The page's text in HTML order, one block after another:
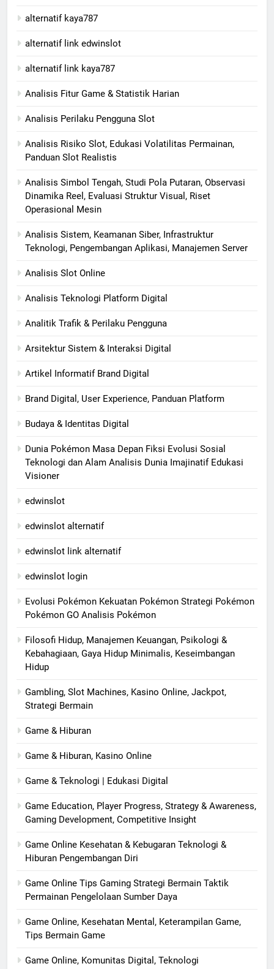
alternatif kaya787
alternatif link edwinslot
alternatif link kaya787
Analisis Fitur Game & Statistik Harian
Analisis Perilaku Pengguna Slot
Analisis Risiko Slot, Edukasi Volatilitas Permainan,
Panduan Slot Realistis
Analisis Simbol Tengah, Studi Pola Putaran, Observasi
Dinamika Reel, Evaluasi Struktur Visual, Riset
Operasional Mesin
Analisis Sistem, Keamanan Siber, Infrastruktur
Teknologi, Pengembangan Aplikasi, Manajemen Server
Analisis Slot Online
Analisis Teknologi Platform Digital
Analitik Trafik & Perilaku Pengguna
Arsitektur Sistem & Interaksi Digital
Artikel Informatif Brand Digital
Brand Digital, User Experience, Panduan Platform
Budaya & Identitas Digital
Dunia Pokémon Masa Depan Fiksi Evolusi Sosial
Teknologi dan Alam Analisis Dunia Imajinatif Edukasi
Visioner
edwinslot
edwinslot alternatif
edwinslot link alternatif
edwinslot login
Evolusi Pokémon Kekuatan Pokémon Strategi Pokémon
Pokémon GO Analisis Pokémon
Filosofi Hidup, Manajemen Keuangan, Psikologi &
Kebahagiaan, Gaya Hidup Minimalis, Keseimbangan
Hidup
Gambling, Slot Machines, Kasino Online, Jackpot,
Strategi Bermain
Game & Hiburan
Game & Hiburan, Kasino Online
Game & Teknologi | Edukasi Digital
Game Education, Player Progress, Strategy & Awareness,
Gaming Development, Competitive Insight
Game Online Kesehatan & Kebugaran Teknologi &
Hiburan Pengembangan Diri
Game Online Tips Gaming Strategi Bermain Taktik
Permainan Pengelolaan Sumber Daya
Game Online, Kesehatan Mental, Keterampilan Game,
Tips Bermain Game
Game Online, Komunitas Digital, Teknologi